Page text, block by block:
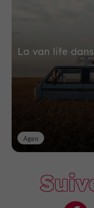
La van life
Agen